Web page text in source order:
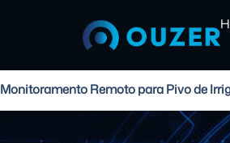
Monitoramento Remoto para Pivo de